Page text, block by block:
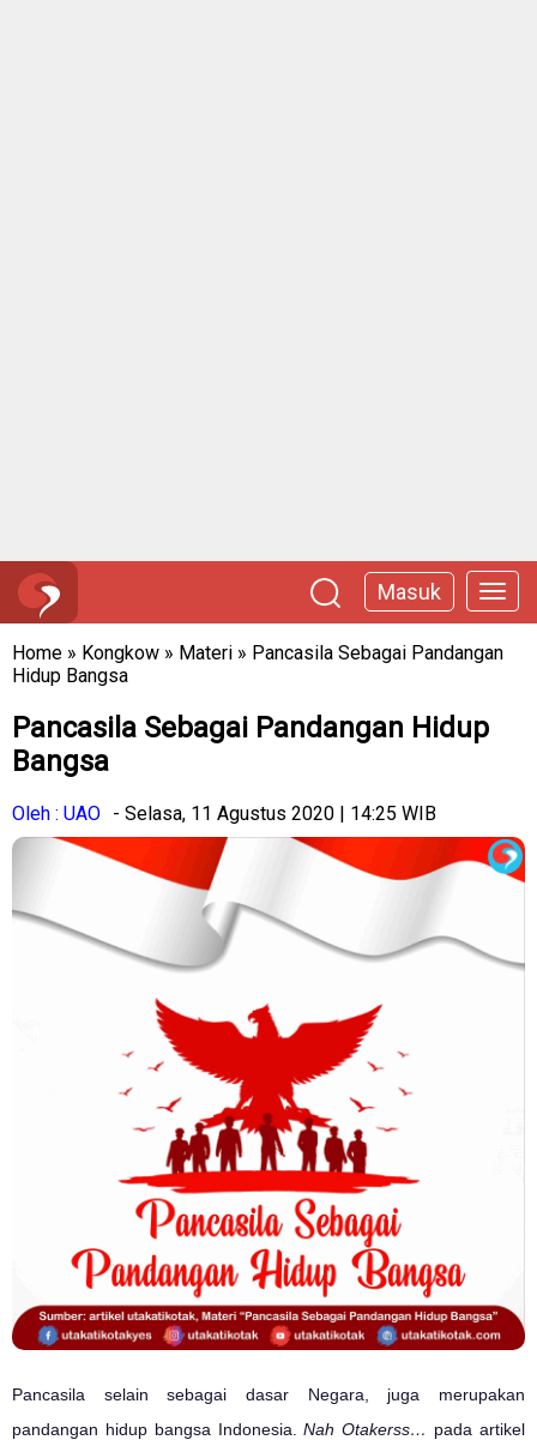
Masuk
Home » Kongkow » Materi » Pancasila Sebagai Pandangan
Hidup Bangsa
Pancasila Sebagai Pandangan Hidup
Bangsa
Oleh : UAO - Selasa, 11 Agustus 2020 | 14:25 WIB
Pancasila selain sebagai dasar Negara, juga merupakan
pandangan hidup bangsa Indonesia.Nah Otakerss… pada artikel